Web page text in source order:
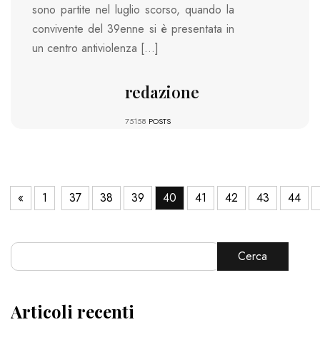
sono partite nel luglio scorso, quando la
convivente del 39enne si è presentata in
un centro antiviolenza […]
redazione
75158 POSTS
« 1 37 38 39 40 41 42 43 44
Cerca
Articoli recenti